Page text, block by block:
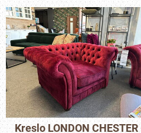
MIZAR - talianský matrac
175x200 cm